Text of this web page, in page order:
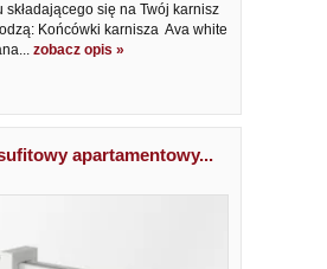
składającego się na Twój karnisz
Końcówki karnisza Ava white
zobacz opis »
apartamentowy...